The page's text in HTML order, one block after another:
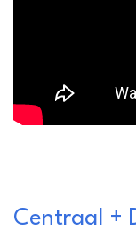
Centraal +